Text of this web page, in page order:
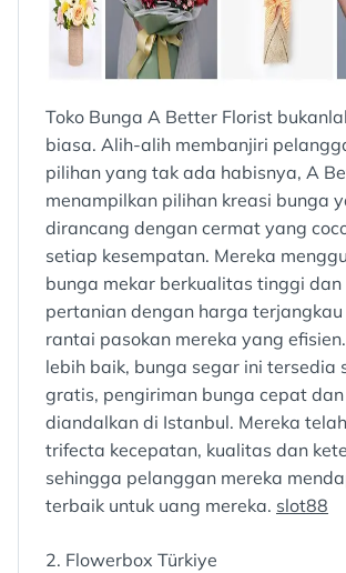
Toko Bunga A Better Florist
biasa. Alih-alih membanjiri
pilihan yang tak ada habisnya, A
menampilkan pilihan kreasi bunga
dirancang dengan cermat yang
setiap kesempatan. Mereka
bunga mekar berkualitas tinggi
pertanian dengan harga terjangkau
rantai pasokan mereka yang
lebih baik, bunga segar ini tersedia
gratis, pengiriman bunga cepat
diandalkan di Istanbul. Mereka
trifecta kecepatan, kualitas dan
sehingga pelanggan mereka
terbaik untuk uang mereka. slot88
2. Flowerbox Türkiye